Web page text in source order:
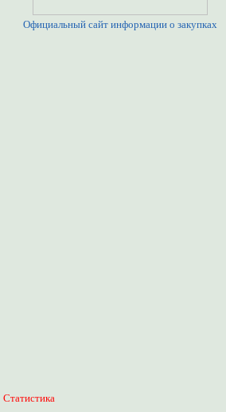
Официальный сайт информации о закупках
Статистика